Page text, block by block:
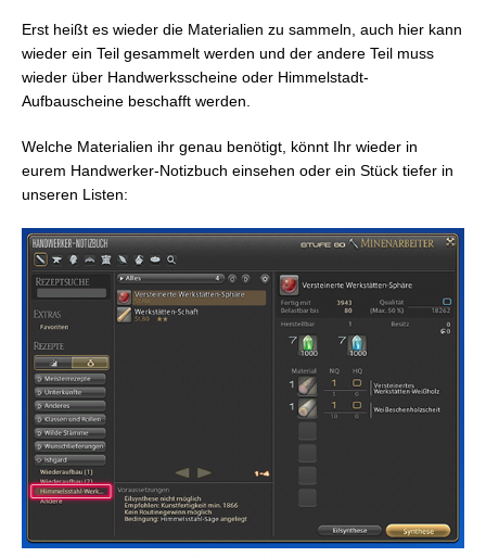
600 Stück (10 pro Gärtnerzeug-Präzisionskomponente)
Sammelstelle: Pappus-Baum & Hyperstellarer Decoder
>Azys Lla
Desweiteren benötigt man noch:
200 Stück
Sammelstelle: Bettlers Katzengold >
70 Stück (10 pro Fischerzeug-Präzisionskomponente)
Sammelstelle: Alpha-Quardrant >
Köder: Himmelsstahlköder
Erst heißt es wieder die Materialien zu sammeln, auch hier kann
wieder ein Teil gesammelt werden und der andere Teil muss
wieder über Handwerksscheine oder Himmelstadt-
Aufbauscheine beschafft werden.
Welche Materialien ihr genau benötigt, könnt Ihr wieder in
eurem Handwerker-Notizbuch einsehen oder ein Stück tiefer in
unseren Listen: